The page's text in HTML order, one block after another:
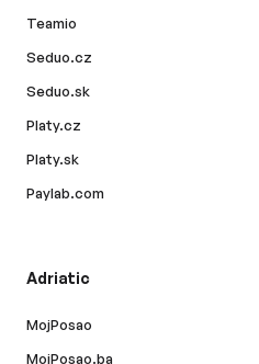
Teamio
Seduo.cz
Seduo.sk
Platy.cz
Platy.sk
Paylab.com
Adriatic
MojPosao
MojPosao.ba